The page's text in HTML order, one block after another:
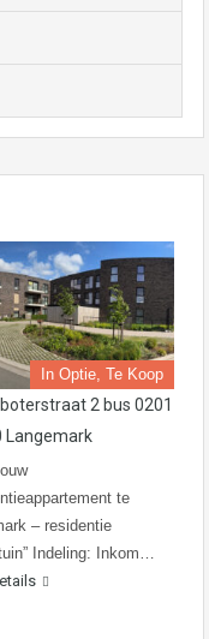
In Optie, Te Koop
2 bus 0201
Langemark
te
– residentie
Indeling: Inkom…